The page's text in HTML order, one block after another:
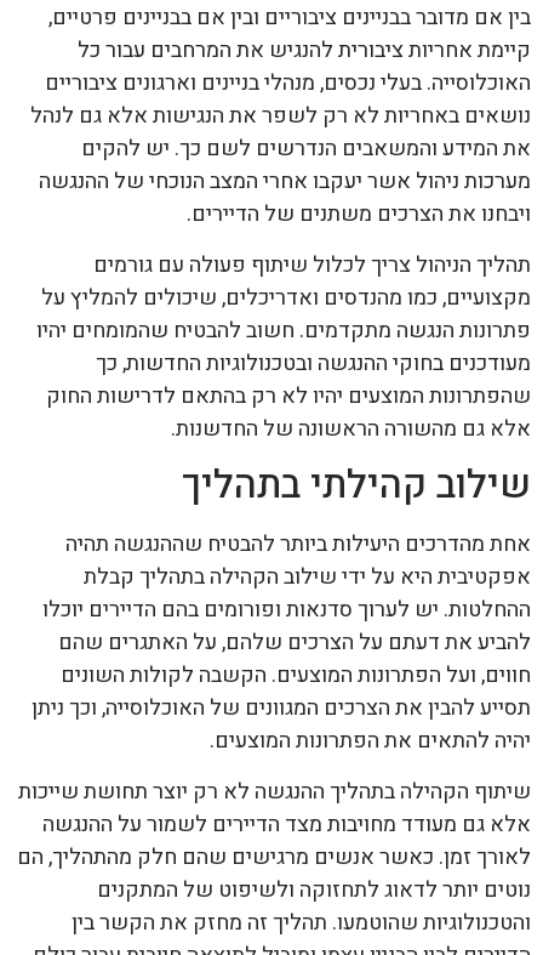
בין אם מדובר בבניינים ציבוריים ובין אם בבניינים פרטיים,
קיימת אחריות ציבורית להנגיש את המרחבים עבור כל
האוכלוסייה. בעלי נכסים, מנהלי בניינים וארגונים ציבוריים
נושאים באחריות לא רק לשפר את הנגישות אלא גם לנהל
את המידע והמשאבים הנדרשים לשם כך. יש להקים
מערכות ניהול אשר יעקבו אחרי המצב הנוכחי של ההנגשה
ויבחנו את הצרכים משתנים של הדיירים.
תהליך הניהול צריך לכלול שיתוף פעולה עם גורמים
מקצועיים, כמו מהנדסים ואדריכלים, שיכולים להמליץ על
פתרונות הנגשה מתקדמים. חשוב להבטיח שהמומחים יהיו
מעודכנים בחוקי ההנגשה ובטכנולוגיות החדשות, כך
שהפתרונות המוצעים יהיו לא רק בהתאם לדרישות החוק
אלא גם מהשורה הראשונה של החדשנות.
שילוב קהילתי בתהליך
אחת מהדרכים היעילות ביותר להבטיח שההנגשה תהיה
אפקטיבית היא על ידי שילוב הקהילה בתהליך קבלת
ההחלטות. יש לערוך סדנאות ופורומים בהם הדיירים יוכלו
להביע את דעתם על הצרכים שלהם, על האתגרים שהם
חווים, ועל הפתרונות המוצעים. הקשבה לקולות השונים
תסייע להבין את הצרכים המגוונים של האוכלוסייה, וכך ניתן
יהיה להתאים את הפתרונות המוצעים.
שיתוף הקהילה בתהליך ההנגשה לא רק יוצר תחושת שייכות
אלא גם מעודד מחויבות מצד הדיירים לשמור על ההנגשה
לאורך זמן. כאשר אנשים מרגישים שהם חלק מהתהליך, הם
נוטים יותר לדאוג לתחזוקה ולשיפוט של המתקנים
והטכנולוגיות שהוטמעו. תהליך זה מחזק את הקשר בין